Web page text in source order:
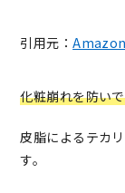
引用元：Amazon
化粧崩れを防い
皮脂によるテカ
す。